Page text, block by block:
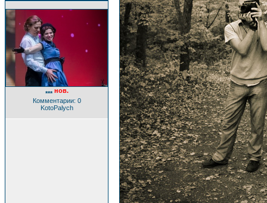
*** нов.
Комментарии: 0
KotoPalych